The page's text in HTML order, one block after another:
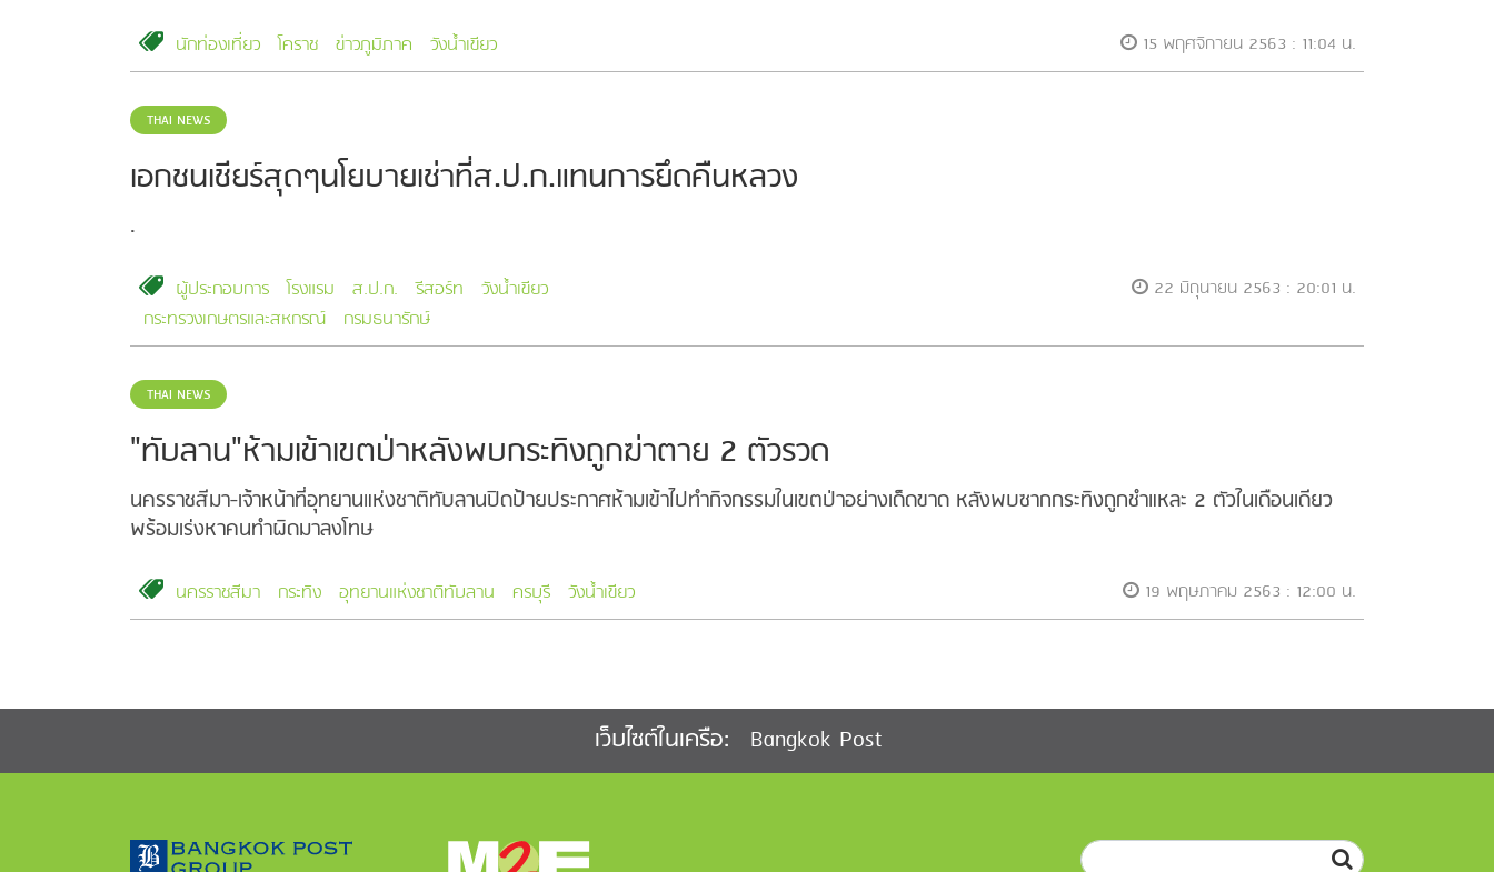
นักท่องเที่ยว โคราช ข่าวภูมิภาค วังน้ำเขียว 15 พฤศจิกายน 2563 : 11:04 น.
THAI NEWS
เอกชนเชียร์สุดๆนโยบายเช่าที่ส.ป.ก.แทนการยึดคืนหลวง
.
ผู้ประกอบการ โรงแรม ส.ป.ก. รีสอร์ท
วังน้ำเขียว
กระทรวงเกษตรและสหกรณ์
กรมธนารักษ์
22 มิถุนายน 2563 : 20:01 น.
THAI NEWS
"ทับลาน"ห้ามเข้าเขตป่าหลังพบกระทิงถูกฆ่าตาย 2 ตัวรวด
นครราชสีมา-เจ้าหน้าที่อุทยานแห่งชาติทับลานปิดป้ายประกาศห้ามเข้าไปทำกิจกรรมในเขตป่าอย่างเด็ดขาด หลังพบซากกระทิงถูกชำแหละ 2 ตัวในเดือนเดียว
พร้อมเร่งหาคนทำผิดมาลงโทษ
นครราชสีมา กระทิง อุทยานแห่งชาติทับลาน ครบุรี วังน้ำเขียว 19 พฤษภาคม 2563 : 12:00 น.
เว็บไซต์ในเครือ: Bangkok Post